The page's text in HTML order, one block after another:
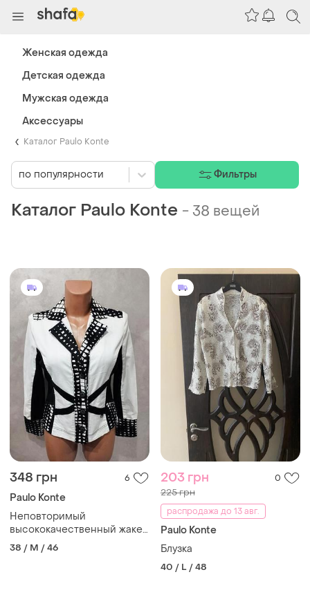
Каталог Paulo Konte
Каталог Paulo Konte - 38 вещей
348 грн 6
Paulo Konte
Неповторимый
высококачественный жакет
уникального голландского
бренда sao paulo
38 / M / 46
203 грн 0
225 грн
распродажа до 13 авг.
Paulo Konte
Блузка
40 / L / 48
по популярности Фильтры
Женская одежда
Детская одежда
Мужская одежда
Аксессуары